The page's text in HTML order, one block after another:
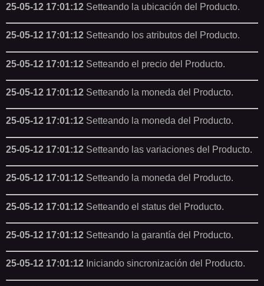
25-05-12 17:01:12 Setteando la ubicación del Producto.
25-05-12 17:01:12 Setteando los atributos del Producto.
25-05-12 17:01:12 Setteando el precio del Producto.
25-05-12 17:01:12 Setteando la moneda del Producto.
25-05-12 17:01:12 Setteando la moneda del Producto.
25-05-12 17:01:12 Setteando las variaciones del Producto.
25-05-12 17:01:12 Setteando la moneda del Producto.
25-05-12 17:01:12 Setteando el status del Producto.
25-05-12 17:01:12 Setteando la garantía del Producto.
25-05-12 17:01:12 Iniciando sincronización del Producto.